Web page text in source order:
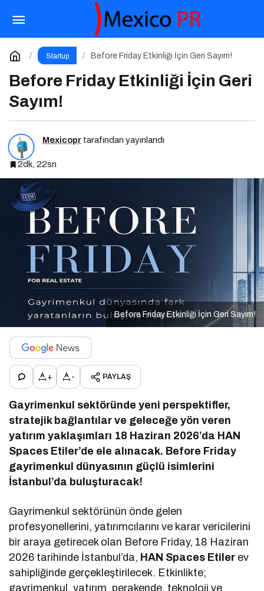
Startup Before Friday Etkinliği İçin Geri Sayım!
Before Friday Etkinliği İçin Geri
Sayım!
Mexicopr tarafından yayınlandı
2dk, 22sn
Before Friday Etkinliği İçin Geri Sayım!
+ - PAYLAŞ
Gayrimenkul sektöründe yeni perspektifler,
stratejik bağlantılar ve geleceğe yön veren
yatırım yaklaşımları 18 Haziran 2026’da HAN
Spaces Etiler’de ele alınacak. Before Friday
gayrimenkul dünyasının güçlü isimlerini
İstanbul’da buluşturacak!
Gayrimenkul sektörünün önde gelen
profesyonellerini, yatırımcılarını ve karar vericilerini
bir araya getirecek olan Before Friday, 18 Haziran
2026 tarihinde İstanbul’da, HAN Spaces Etiler ev
sahipliğinde gerçekleştirilecek. Etkinlikte;
gayrimenkul, yatırım, perakende, teknoloji ve
Google I/O 2026 ve Ajan Ekonomisi:
Girişimcinin Yeni Rakibi Arama Kutusu
Yorum Yap